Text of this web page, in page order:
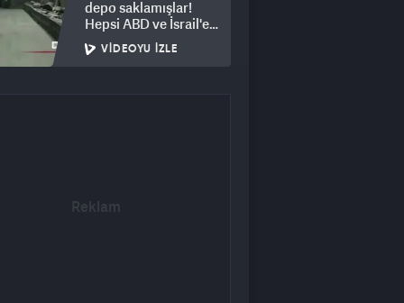
depo saklamışlar!
Hepsi ABD ve İsrail'e
ait
VIDEOYU İZLE